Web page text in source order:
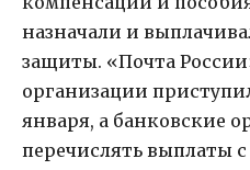
назначали и
защиты. «Почта
организации
января, а банковские
перечислять выплаты с